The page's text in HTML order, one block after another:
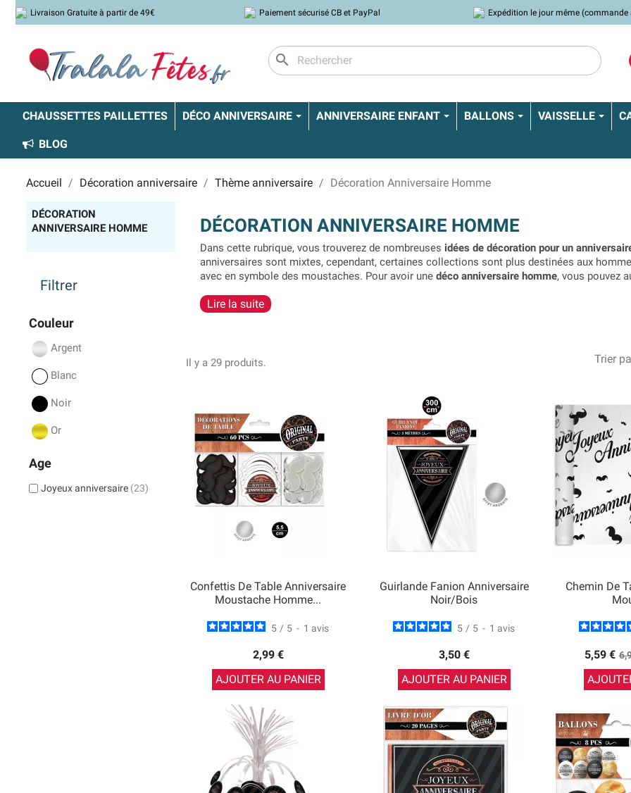
Livraison Gratuite à partir de 49€ Paiement sécurisé CB et PayPal Expédition le jour même
search
CHAUSSETTES PAILLETTES DÉCO ANNIVERSAIRE ANNIVERSAIRE ENFANT BALLONS VAISSELLE
BLOG
Accueil Décoration anniversaire Thème anniversaire Décoration Anniversaire Homme
DÉCORATION
ANNIVERSAIRE HOMME
Filtrer
Couleur
Argent
Blanc
Noir
Or
Age
Joyeux anniversaire (23)
DÉCORATION ANNIVERSAIRE HOMME
Dans cette rubrique, vous trouverez de nombreuses idées de décoration pour un
anniversaires sont mixtes, cependant, certaines collections sont plus destinées aux
avec en symbole des moustaches. Pour avoir une déco anniversaire homme, vous pouvez
plus classiques pour les anniversaires d’adulte.
Lire la suite
Il y a 29 produits. Trier
Confettis De Table Anniversaire
Moustache Homme...
5 / 5 - 1 avis
2,99 €
AJOUTER AU PANIER
Guirlande Fanion Anniversaire
Noir/Bois
5 / 5 - 1 avis
3,50 €
AJOUTER AU PANIER
Chemin De
5,59 €
de